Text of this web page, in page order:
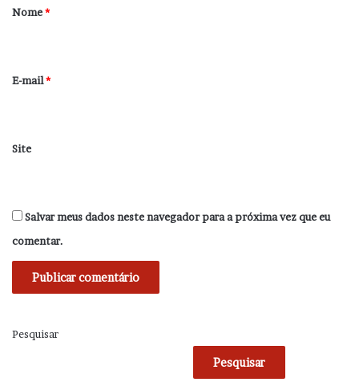
r
*
Nome*
E-mail*
Site
Salvar meus dados neste navegador para a próxima vez que eu
comentar.
Pesquisar
Pesquisar